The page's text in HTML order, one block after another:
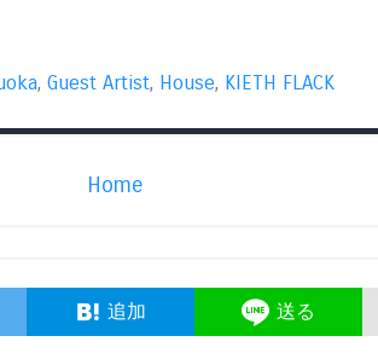
, Guest Artist, House, KIETH FLACK
Home
追加 送る